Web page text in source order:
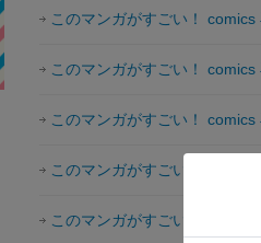
このマンガがすごい！
このマンガがすごい！
このマンガがすごい！
このマンガがすごい！ comics
このマンガがすごい！ comics